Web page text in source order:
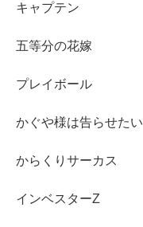
キャプテン
五等分の花嫁
プレイボール
かぐや様は告らせたい
からくりサーカス
インベスターZ